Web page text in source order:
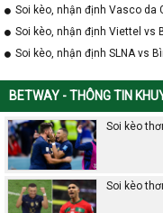
Soi kèo, nhận định Vasco da
Soi kèo, nhận định Viettel vs
Soi kèo, nhận định SLNA vs
BETWAY - THÔNG TIN
Soi kèo
Soi kèo